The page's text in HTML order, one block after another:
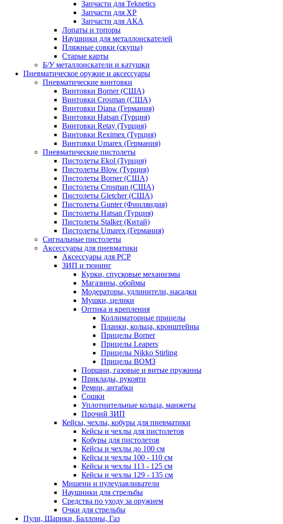
Запчасти для Teknetics
Запчасти для XP
Запчасти для АКА
Лопаты и топоры
Наушники для металлоискателей
Пляжные совки (скупы)
Старые карты
Б/У металлоискатели и катушки
Пневматическое оружие и аксессуары
Пневматические винтовки
Винтовки Borner (США)
Винтовки Crosman (США)
Винтовки Diana (Германия)
Винтовки Hatsan (Турция)
Винтовки Retay (Турция)
Винтовки Reximex (Турция)
Винтовки Umarex (Германия)
Пневматические пистолеты
Пистолеты Ekol (Турция)
Пистолеты Blow (Турция)
Пистолеты Borner (США)
Пистолеты Crosman (США)
Пистолеты Gletcher (США)
Пистолеты Gunter (Финляндия)
Пистолеты Hatsan (Турция)
Пистолеты Stalker (Китай)
Пистолеты Umarex (Германия)
Сигнальные пистолеты
Аксессуары для пневматики
Аксессуары для PCP
ЗИП и тюнинг
Курки, спусковые механизмы
Магазины, обоймы
Модераторы, удлинители, насадки
Мушки, целики
Оптика и крепления
Коллиматорные прицелы
Планки, кольца, кронштейны
Прицелы Borner
Прицелы Leapers
Прицелы Nikko Stirling
Прицелы ВОМЗ
Поршни, газовые и витые пружины
Приклады, рукояти
Ремни, антабки
Сошки
Уплотнительные кольца, манжеты
Прочий ЗИП
Кейсы, чехлы, кобуры для пневматики
Кейсы и чехлы для пистолетов
Кобуры для пистолетов
Кейсы и чехлы до 100 см
Кейсы и чехлы 100 - 110 см
Кейсы и чехлы 113 - 125 см
Кейсы и чехлы 129 - 135 см
Мишени и пулеулавливатели
Наушники для стрельбы
Средства по уходу за оружием
Очки для стрельбы
Пули, Шарики, Баллоны, Газ